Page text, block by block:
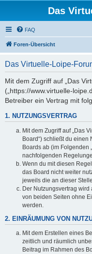
Das
FAQ
Foren-Übersicht
Das Virtuelle-Loipe-
Mit dem Zugriff auf „Das
(„https://www.virtuelle-
Betreiber ein Vertrag mit
1. NUTZUNGSVERTRAG
Mit dem Zugriff auf „Das
Board“) schließt du
Boards ab (im Folgenden
nachfolgenden
Wenn du mit diesen
das Board nicht weiter
jeweils die an dieser
Der Nutzungsvertrag
von beiden Seiten ohne
werden.
2. EINRÄUMUNG VON
Mit dem Erstellen eines
zeitlich und räumlich
Beitrag im Rahmen des